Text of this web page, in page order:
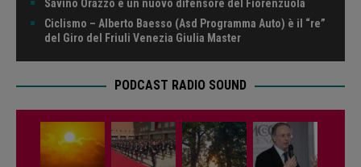
Savino Orazzo è un nuovo difensore del Fiorenzuola
Ciclismo – Alberto Baesso (Asd Programma Auto) è il “re”
del Giro del Friuli Venezia Giulia Master
PODCAST RADIO SOUND